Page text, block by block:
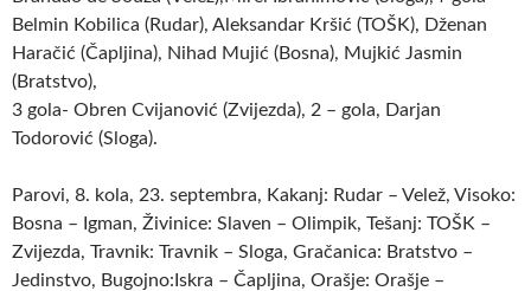
Belmin Kobilica (Rudar), Aleksandar Kršić (TOŠK), Dženan
Haračić (Čapljina), Nihad Mujić (Bosna), Mujkić Jasmin
(Bratstvo),
3 gola- Obren Cvijanović (Zvijezda), 2 – gola, Darjan
Todorović (Sloga).
Parovi, 8. kola, 23. septembra, Kakanj: Rudar – Velež, Visoko:
Bosna – Igman, Živinice: Slaven – Olimpik, Tešanj: TOŠK –
Zvijezda, Travnik: Travnik – Sloga, Gračanica: Bratstvo –
Jedinstvo, Bugojno:Iskra – Čapljina, Orašje: Orašje –